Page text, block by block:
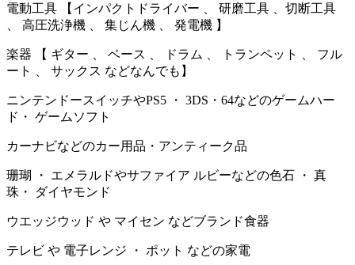
電動工具 【インパクトドライバー 、 研磨工具 、切断工具
、 高圧洗浄機 、 集じん機 、 発電機 】
楽器 【 ギター 、 ベース 、 ドラム 、 トランペット 、 フル
ート 、 サックス などなんでも】
ニンテンドースイッチやPS5 ・ 3DS・64などのゲームハー
ド・ ゲームソフト
カーナビなどのカー用品・アンティーク品
珊瑚 ・ エメラルドやサファイア ルビーなどの色石 ・ 真
珠・ ダイヤモンド
ウエッジウッド や マイセン などブランド食器
テレビ や 電子レンジ ・ ポット などの家電